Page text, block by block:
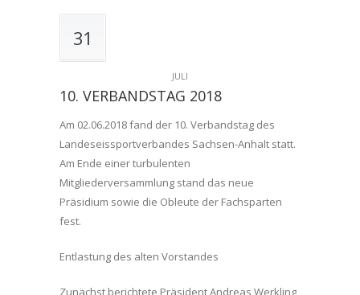
31
JULI
10. VERBANDSTAG 2018
Am 02.06.2018 fand der 10. Verbandstag des
Landeseissportverbandes Sachsen-Anhalt statt.
Am Ende einer turbulenten
Mitgliederversammlung stand das neue
Präsidium sowie die Obleute der Fachsparten
fest.
Entlastung des alten Vorstandes
Zunächst berichtete Präsident Andreas Werkling